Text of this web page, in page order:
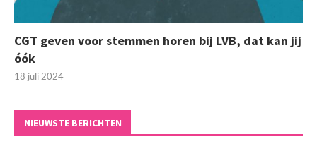
CGT geven voor stemmen horen bij LVB, dat kan jij
óók
18 juli 2024
NIEUWSTE BERICHTEN